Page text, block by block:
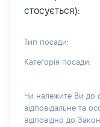
стосується):
Тип посади:
Категорія посади:
Чи належите Ви до
відповідальне та
відповідно до